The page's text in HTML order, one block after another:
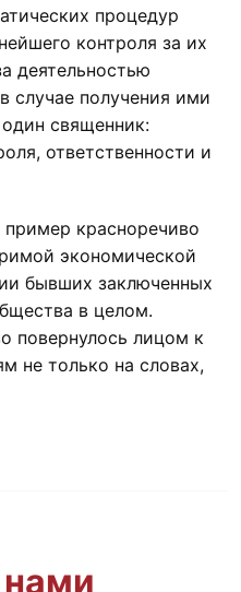
процедур
контроля за их
деятельностью
случае получения ими
священник:
ответственности и
красноречиво
экономической
бывших заключенных
в целом.
повернулось лицом к
не только на словах,
нами